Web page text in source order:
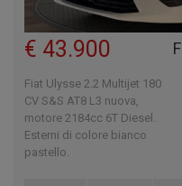
€ 43.900
Fiat Ulysse 2.2 Multijet 180
CV S&S AT8 L3 nuova,
motore 2184cc 6T Diesel.
Esterni di colore bianco
pastello.